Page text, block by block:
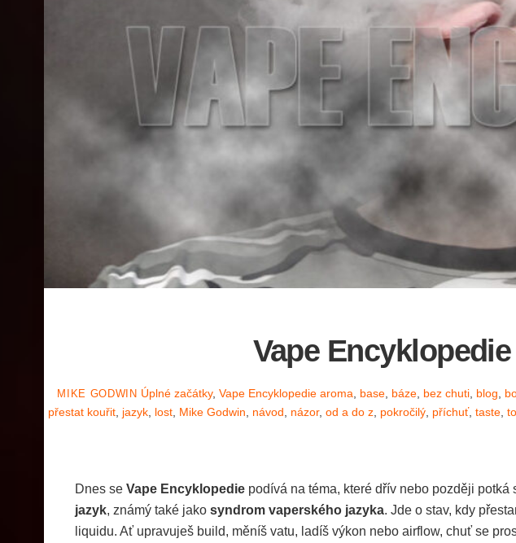
Vape
MIKE GODWIN Úplné začátky, Vape Encyklopedie aroma base, báze, bez chuti, blog
přestat kouřit jazyk lost Mike Godwin návod názor, od a do z pokročilý příchuť, taste
Dnes se Vape Encyklopedie podívá na téma, které dřív nebo později potká
jazyk, známý také jako syndrom vaperského jazyka. Jde o stav, kdy
liquidu. Ať upravuješ build, měníš vatu, ladíš výkon nebo airflow, chuť se